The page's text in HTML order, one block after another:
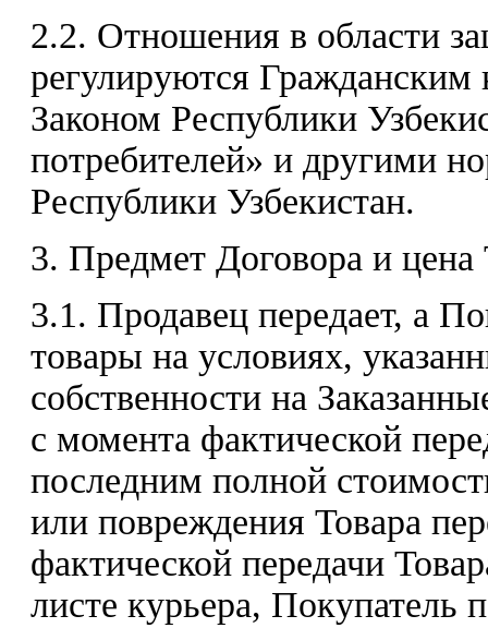
2.2. Отношения в области
регулируются Гражданским
Законом Республики
потребителей» и другими
Республики Узбекистан.
3. Предмет Договора и цена
3.1. Продавец передает, а
товары на условиях,
собственности на
с момента фактической
последним полной
или повреждения Товара
фактической передачи
листе курьера, Покупатель